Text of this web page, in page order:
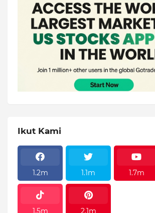
Ikut Kami
1.2m 1.1m 1.7m
1.5m 2.1m